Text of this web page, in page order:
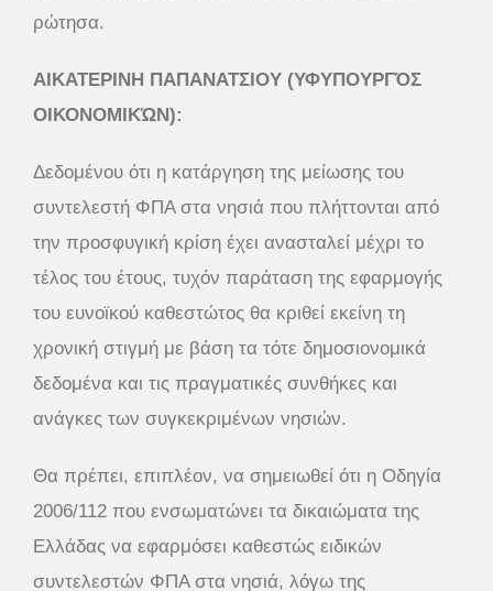
ρώτησα.
ΑΙΚΑΤΕΡΙΝΗ ΠΑΠΑΝΑΤΣΙΟΥ (ΥΦΥΠΟΥΡΓΌΣ
ΟΙΚΟΝΟΜΙΚΏΝ):
Δεδομένου ότι η κατάργηση της μείωσης του
συντελεστή ΦΠΑ στα νησιά που πλήττονται από
την προσφυγική κρίση έχει ανασταλεί μέχρι το
τέλος του έτους, τυχόν παράταση της εφαρμογής
του ευνοϊκού καθεστώτος θα κριθεί εκείνη τη
χρονική στιγμή με βάση τα τότε δημοσιονομικά
δεδομένα και τις πραγματικές συνθήκες και
ανάγκες των συγκεκριμένων νησιών.
Θα πρέπει, επιπλέον, να σημειωθεί ότι η Οδηγία
2006/112 που ενσωματώνει τα δικαιώματα της
Ελλάδας να εφαρμόσει καθεστώς ειδικών
συντελεστών ΦΠΑ στα νησιά, λόγω της